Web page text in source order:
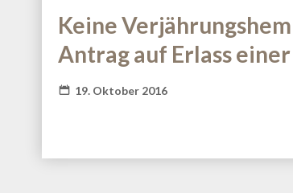
Keine
Antrag auf Erlass
19. Oktober 2016
: Redefinition of